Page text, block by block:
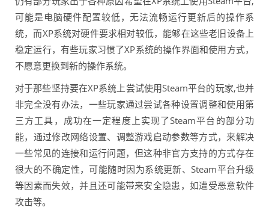
可能是电脑硬件配置较低，无法流畅运行更新后的操作系
统，而XP系统对硬件要求相对较低，能够在这些老旧设备上
稳定运行，有些玩家习惯了XP系统的操作界面和使用方式，
不愿意更换到新的操作系统。
对于那些坚持要在XP系统上尝试使用Steam平台的玩家,也并
非完全没有办法，一些玩家通过尝试各种设置调整和使用第
三方工具，成功在一定程度上实现了Steam平台的部分功
能，通过修改网络设置、调整游戏启动参数等方式，来解决
一些常见的连接和运行问题，但这种非官方支持的方式存在
很大的不确定性，可能随时因为系统更新、Steam平台升级
等因素而失效，并且还可能带来安全隐患，如遭受恶意软件
攻击等。